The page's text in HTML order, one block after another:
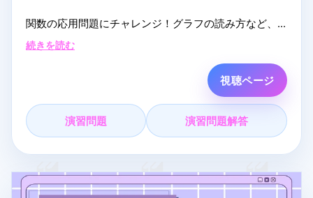
関数の応用問題にチャレンジ！グラフの読み方など、
わかりやすい解説で応用力養成だ！
自宅から参加できるオンライン塾です。夏期講習はク
ーポン適用で完全無料受講できます！
詳細・お申し込みはこちら
続きを読む
視聴ページ
演習問題 演習問題解答